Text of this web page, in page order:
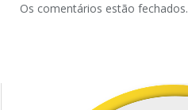
Os comentários estão fechados.